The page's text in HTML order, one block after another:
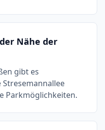
Nähe der
gibt es
Parkmöglichkeiten.